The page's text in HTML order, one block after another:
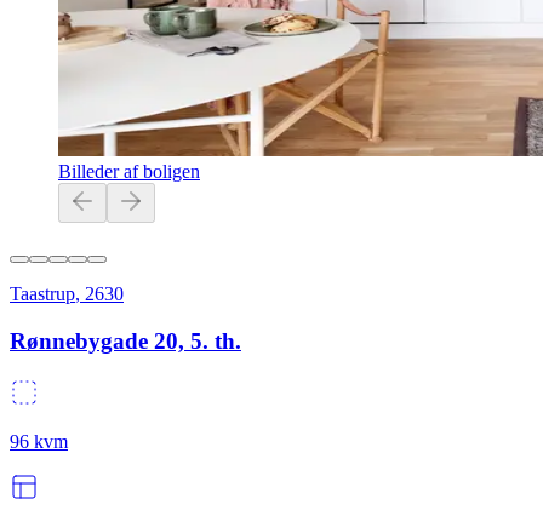
Billeder af boligen
Taastrup, 2630
Rønnebygade 20, 5. th.
96 kvm